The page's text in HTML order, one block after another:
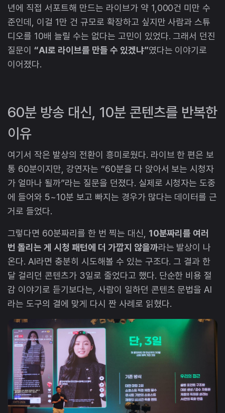
년에 직접 서포트해 만드는 라이브가 약 1,000건 미만 수
준인데, 이걸 1만 건 규모로 확장하고 싶지만 사람과 스튜
디오를 10배 늘릴 수는 없다는 고민이 있었다. 그래서 던진
질문이 “AI로 라이브를 만들 수 있겠냐”였다는 이야기로
이어졌다.
60분 방송 대신, 10분 콘텐츠를 반복한
이유
여기서 작은 발상의 전환이 흥미로웠다. 라이브 한 편은 보
통 60분이지만, 강연자는 “60분을 다 앉아서 보는 시청자
가 얼마나 될까”라는 질문을 던졌다. 실제로 시청자는 도중
에 들어와 5~10분 보고 빠지는 경우가 많다는 데이터를 근
거로 들었다.
그렇다면 60분짜리를 한 번 찍는 대신, 10분짜리를 여러
번 돌리는 게 시청 패턴에 더 가깝지 않을까라는 발상이 나
온다. AI라면 충분히 시도해볼 수 있는 구조다. 그 결과 한
달 걸리던 콘텐츠가 3일로 줄었다고 했다. 단순한 비용 절
감 이야기로 듣기보다는, 사람이 일하던 콘텐츠 문법을 AI
라는 도구의 결에 맞게 다시 짠 사례로 읽혔다.